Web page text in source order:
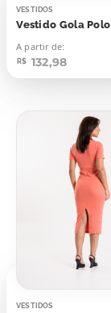
VESTIDOS
A partir de:
R$ 132,98
VESTIDOS